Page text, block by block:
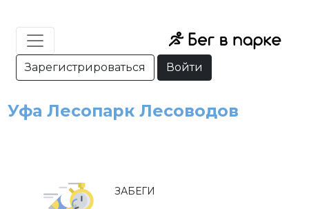
Зарегистрироваться Войти
Уфа Лесопарк Лесоводов
ЗАБЕГИ